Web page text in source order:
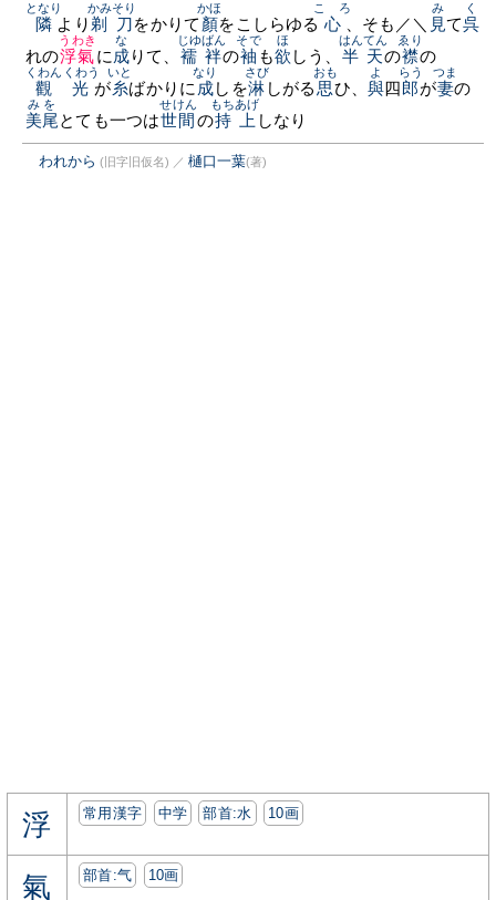
隣
となり
より 剃刀
かみそり
をかりて 顏
かほ
をこしらゆる 心
こゝろ
、そも／＼ 見
み
て呉
く
れの浮氣
うわき
に成
な
りて、 襦袢
じゆばん
の袖
そで
も欲
ほ
しう、 半天
はんてん
の襟
ゑり
の
觀光
くわんくわう
が糸
いと
ばかりに 成
なり
しを淋
さび
しがる 思
おも
ひ、與
よ
四郎
らう
が妻
つま
の
美尾
みを
とても一つは世間
せけん
の持上
もちあげ
しなり
われから (旧字旧仮名) ／ 樋口一葉(著)
浮 常用漢字 中学 部首:⽔ 10画
氣 部首:⽓ 10画